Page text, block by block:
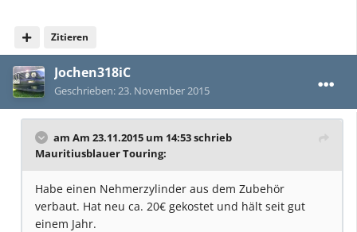
Zitieren
Jochen318iC
Geschrieben:23. November 2015
am Am 23.11.2015 um 14:53 schrieb
Mauritiusblauer Touring:
Habe einen Nehmerzylinder aus dem Zubehör
verbaut. Hat neu ca. 20€ gekostet und hält seit gut
einem Jahr.